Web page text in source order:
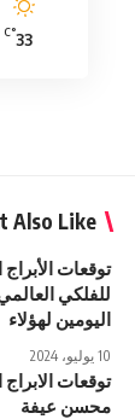
33
°C
Also Like
للفلكي
اليومين لهؤلاء
10 يوليو، 2024
محسن عيفة